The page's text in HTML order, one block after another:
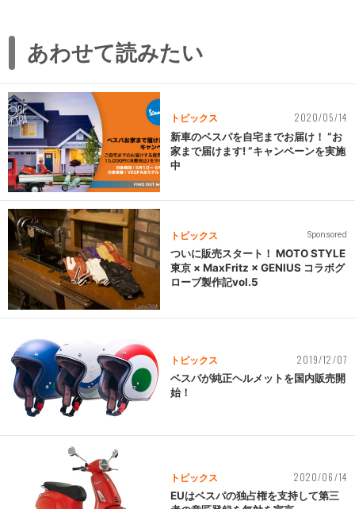
あわせて読みたい
トピックス 2020/05/14
新車のベスパを自宅までお届け！ “お
家まで届けます! ”キャンペーンを実施
中
トピックス Sponsored
ついに販売スタート！ MOTO STYLE
東京 × MaxFritz × GENIUS コラボグ
ローブ製作記vol.5
トピックス 2019/12/07
ベスパが純正ヘルメットを国内販売開
始！
トピックス 2020/06/14
EUはベスパの独占権を支持して第三